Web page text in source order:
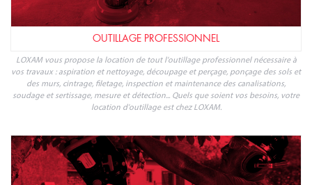
OUTILLAGE PROFESSIONNEL
LOXAM vous propose la location de tout l'outillage professionnel nécessaire à
vos travaux : aspiration et nettoyage, découpage et perçage, ponçage des sols et
des murs, cintrage, filetage, inspection et maintenance des canalisations,
soudage et sertissage, mesure et détection... Quels que soient vos besoins, votre
location d'outillage est chez LOXAM.